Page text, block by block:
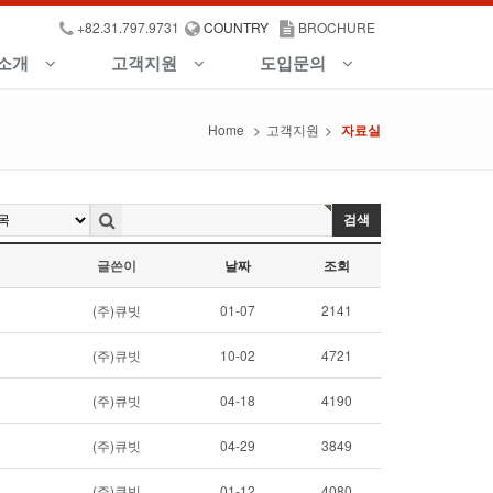
+82.31.797.9731 COUNTRY BROCHURE
개 고객지원 도입문의
Home > 고객지원 > 자료실
검색
글쓴이 날짜 조회
(주)큐빗 01-07 2141
(주)큐빗 10-02 4721
(주)큐빗 04-18 4190
(주)큐빗 04-29 3849